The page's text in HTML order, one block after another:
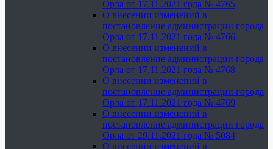
Орла от 17.11.2021 года № 4765
О внесении изменений в
постановление администрации города
Орла от 17.11.2021 года № 4766
О внесении изменений в
постановление администрации города
Орла от 17.11.2021 года № 4768
О внесении изменений в
постановление администрации города
Орла от 17.11.2021 года № 4769
О внесении изменений в
постановление администрации города
Орла от 29.11.2021 года № 5084
О внесении изменений в